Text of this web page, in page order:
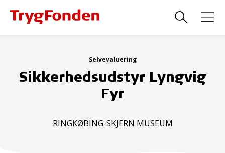
Selvevaluering
Sikkerhedsudstyr Lyngvig
Fyr
RINGKØBING-SKJERN MUSEUM